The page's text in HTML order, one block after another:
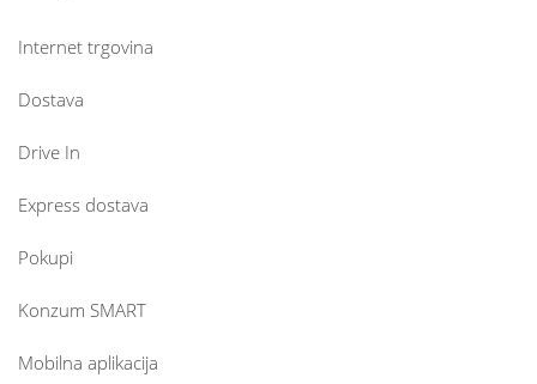
Internet trgovina
Dostava
Drive In
Express dostava
Pokupi
Konzum SMART
Mobilna aplikacija